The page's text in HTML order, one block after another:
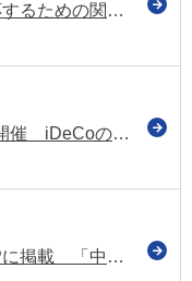
iDeCoの第5号加入者の追加に対応するための関係省令の改正案について意見募集（パブコメ）
「iDeCo普及・推進特別会議」を開催 iDeCoの加入率・認知度の向上に取り組む（厚労省）
「人事労務マガジン」厚労省のHPに掲載 「中小企業退職金共済制度における付加退職金」の情報を掲載